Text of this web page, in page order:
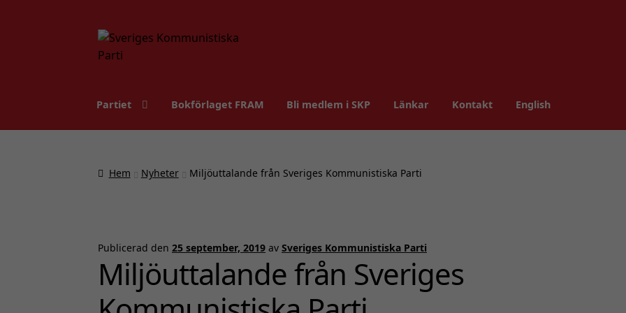
Hoppa
till
Hoppa
till
Partiet Bokförlaget FRAM Bli medlem i SKP Länkar Kontakt English
Hem Nyheter Miljöuttalande från Sveriges Kommunistiska Parti
Publicerad den25 september, 2019 avSveriges Kommunistiska Parti
Miljöuttalande från Sveriges